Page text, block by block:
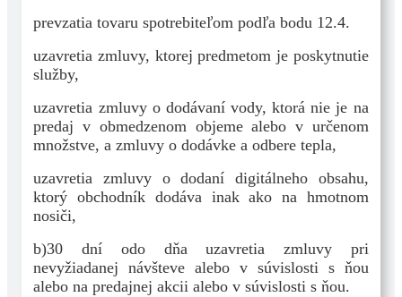
prevzatia tovaru spotrebiteľom podľa bodu 12.4.
uzavretia zmluvy, ktorej predmetom je poskytnutie
služby,
uzavretia zmluvy o dodávaní vody, ktorá nie je na
predaj v obmedzenom objeme alebo v určenom
množstve, a zmluvy o dodávke a odbere tepla,
uzavretia zmluvy o dodaní digitálneho obsahu,
ktorý obchodník dodáva inak ako na hmotnom
nosiči,
b)30 dní odo dňa uzavretia zmluvy pri
nevyžiadanej návšteve alebo v súvislosti s ňou
alebo na predajnej akcii alebo v súvislosti s ňou.